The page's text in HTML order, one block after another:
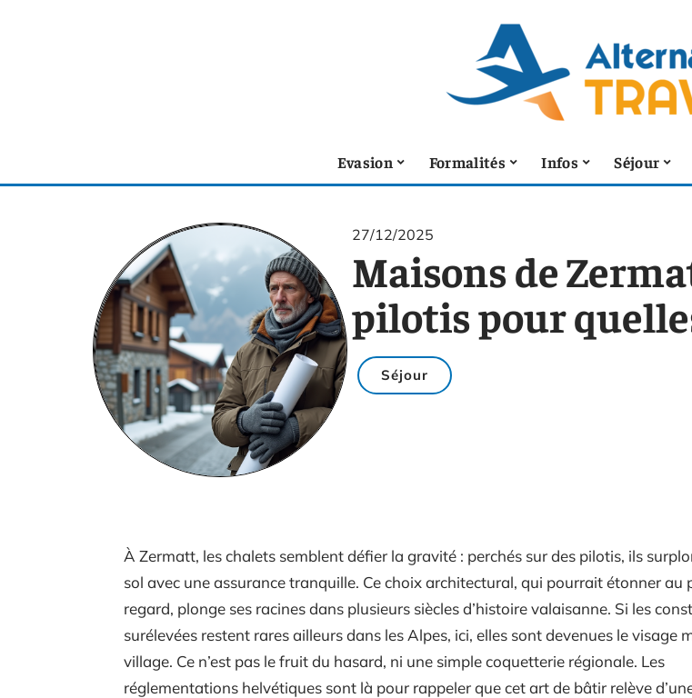
Evasion Formalités Infos Séjour
27/12/2025
Maisons de
pilotis pour
Séjour
À Zermatt, les chalets semblent défier la gravité : perchés sur des pilotis, ils
sol avec une assurance tranquille. Ce choix architectural, qui pourrait étonner au
regard, plonge ses racines dans plusieurs siècles d’histoire valaisanne. Si les
surélevées restent rares ailleurs dans les Alpes, ici, elles sont devenues le visage
village. Ce n’est pas le fruit du hasard, ni une simple coquetterie régionale. Les
réglementations helvétiques sont là pour rappeler que cet art de bâtir relève